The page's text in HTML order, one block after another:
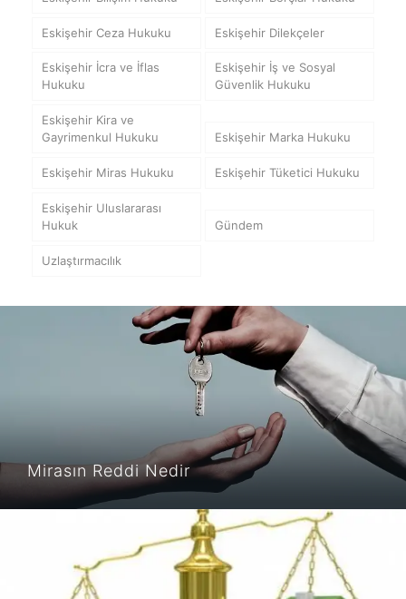
Eskişehir Ceza Hukuku Eskişehir Dilekçeler
Eskişehir İcra ve İflas
Hukuku
Eskişehir İş ve Sosyal
Güvenlik Hukuku
Eskişehir Kira ve
Gayrimenkul Hukuku
Eskişehir Marka Hukuku
Eskişehir Miras Hukuku Eskişehir Tüketici Hukuku
Eskişehir Uluslararası
Hukuk
Gündem
Uzlaştırmacılık
Mirasın Reddi Nedir